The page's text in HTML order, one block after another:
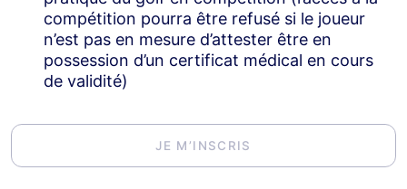
compétition pourra être refusé si le joueur
n’est pas en mesure d’attester être en
possession d’un certificat médical en cours
de validité)
JE M’INSCRIS